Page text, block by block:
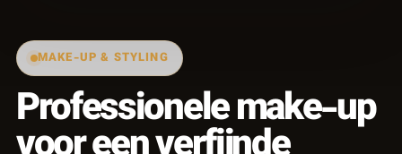
MAKE-UP & STYLING
Professionele make-up